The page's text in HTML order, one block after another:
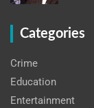
Categories
Crime
Education
Entertainment